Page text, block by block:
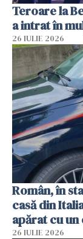
Teroare la
a intrat în
26 IULIE 2026
Român, în
casă din
apărat cu
26 IULIE 2026